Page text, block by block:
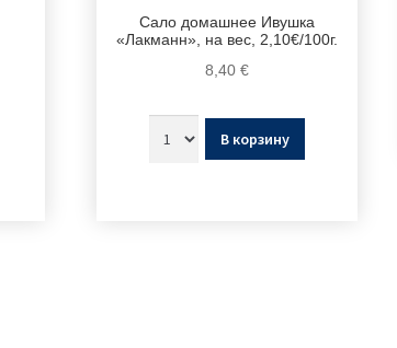
Сало домашнее Ивушка
«Лакманн», на вес, 2,10€/100г.
8,40€
В корзину